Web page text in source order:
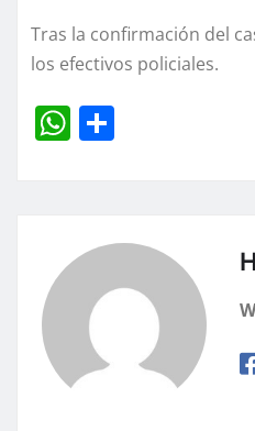
Tras la confirmación del
los efectivos policiales.
W
h
A
p
rt